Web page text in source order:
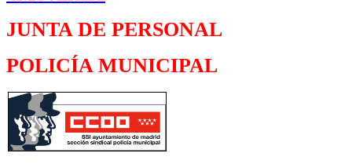
JUNTA DE PERSONAL
POLICÍA MUNICIPAL